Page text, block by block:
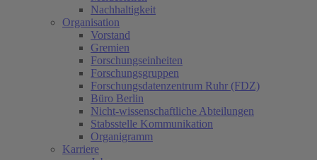
Nachhaltigkeit
Organisation
Vorstand
Gremien
Forschungseinheiten
Forschungsgruppen
Forschungsdatenzentrum Ruhr (FDZ)
Büro Berlin
Nicht-wissenschaftliche Abteilungen
Stabsstelle Kommunikation
Organigramm
Karriere